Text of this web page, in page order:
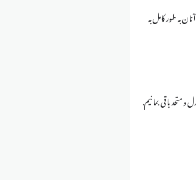
به طور کامل به
متحد باقی بمانیم.